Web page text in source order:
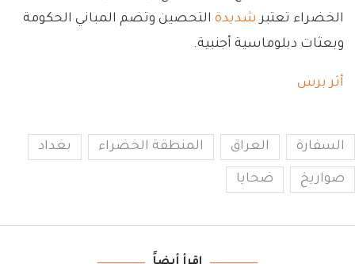
الخضراء تعتبر شديدة التحصين وتضم المباني الحكومة
وبعثات دبلوماسية أجنبية.
أثر برس
السفارة العراق المنطقة الخضراء بغداد
صواريخ ضحايا